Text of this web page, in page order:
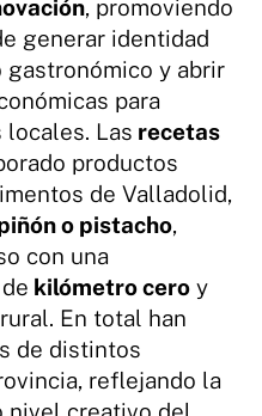
, promoviendo
generar identidad
y abrir
para
Las recetas
productos
de Valladolid,
o pistacho,
con una
kilómetro cero y
En total han
de distintos
reflejando la